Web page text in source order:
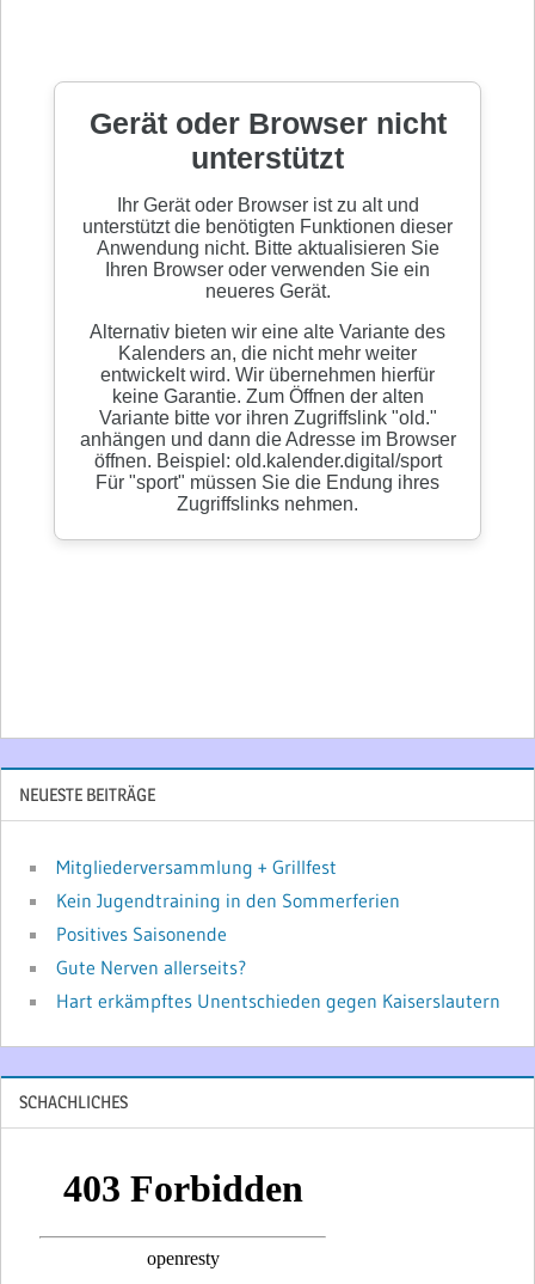
NEUESTE BEITRÄGE
Mitgliederversammlung + Grillfest
Kein Jugendtraining in den Sommerferien
Positives Saisonende
Gute Nerven allerseits?
Hart erkämpftes Unentschieden gegen Kaiserslautern
SCHACHLICHES